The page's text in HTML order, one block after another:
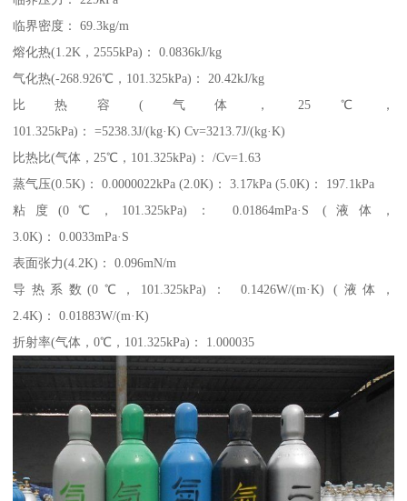
临界密度： 69.3kg/m
熔化热(1.2K，2555kPa)： 0.0836kJ/kg
气化热(-268.926℃，101.325kPa)： 20.42kJ/kg
比热容(气体，25℃，
101.325kPa)： =5238.3J/(kg·K) Cv=3213.7J/(kg·K)
比热比(气体，25℃，101.325kPa)： /Cv=1.63
蒸气压(0.5K)： 0.0000022kPa (2.0K)： 3.17kPa (5.0K)： 197.1kPa
粘度(0℃，101.325kPa)： 0.01864mPa·S (液体，
3.0K)： 0.0033mPa·S
表面张力(4.2K)： 0.096mN/m
导热系数(0℃，101.325kPa)： 0.1426W/(m·K) (液体，
2.4K)： 0.01883W/(m·K)
折射率(气体，0℃，101.325kPa)： 1.000035